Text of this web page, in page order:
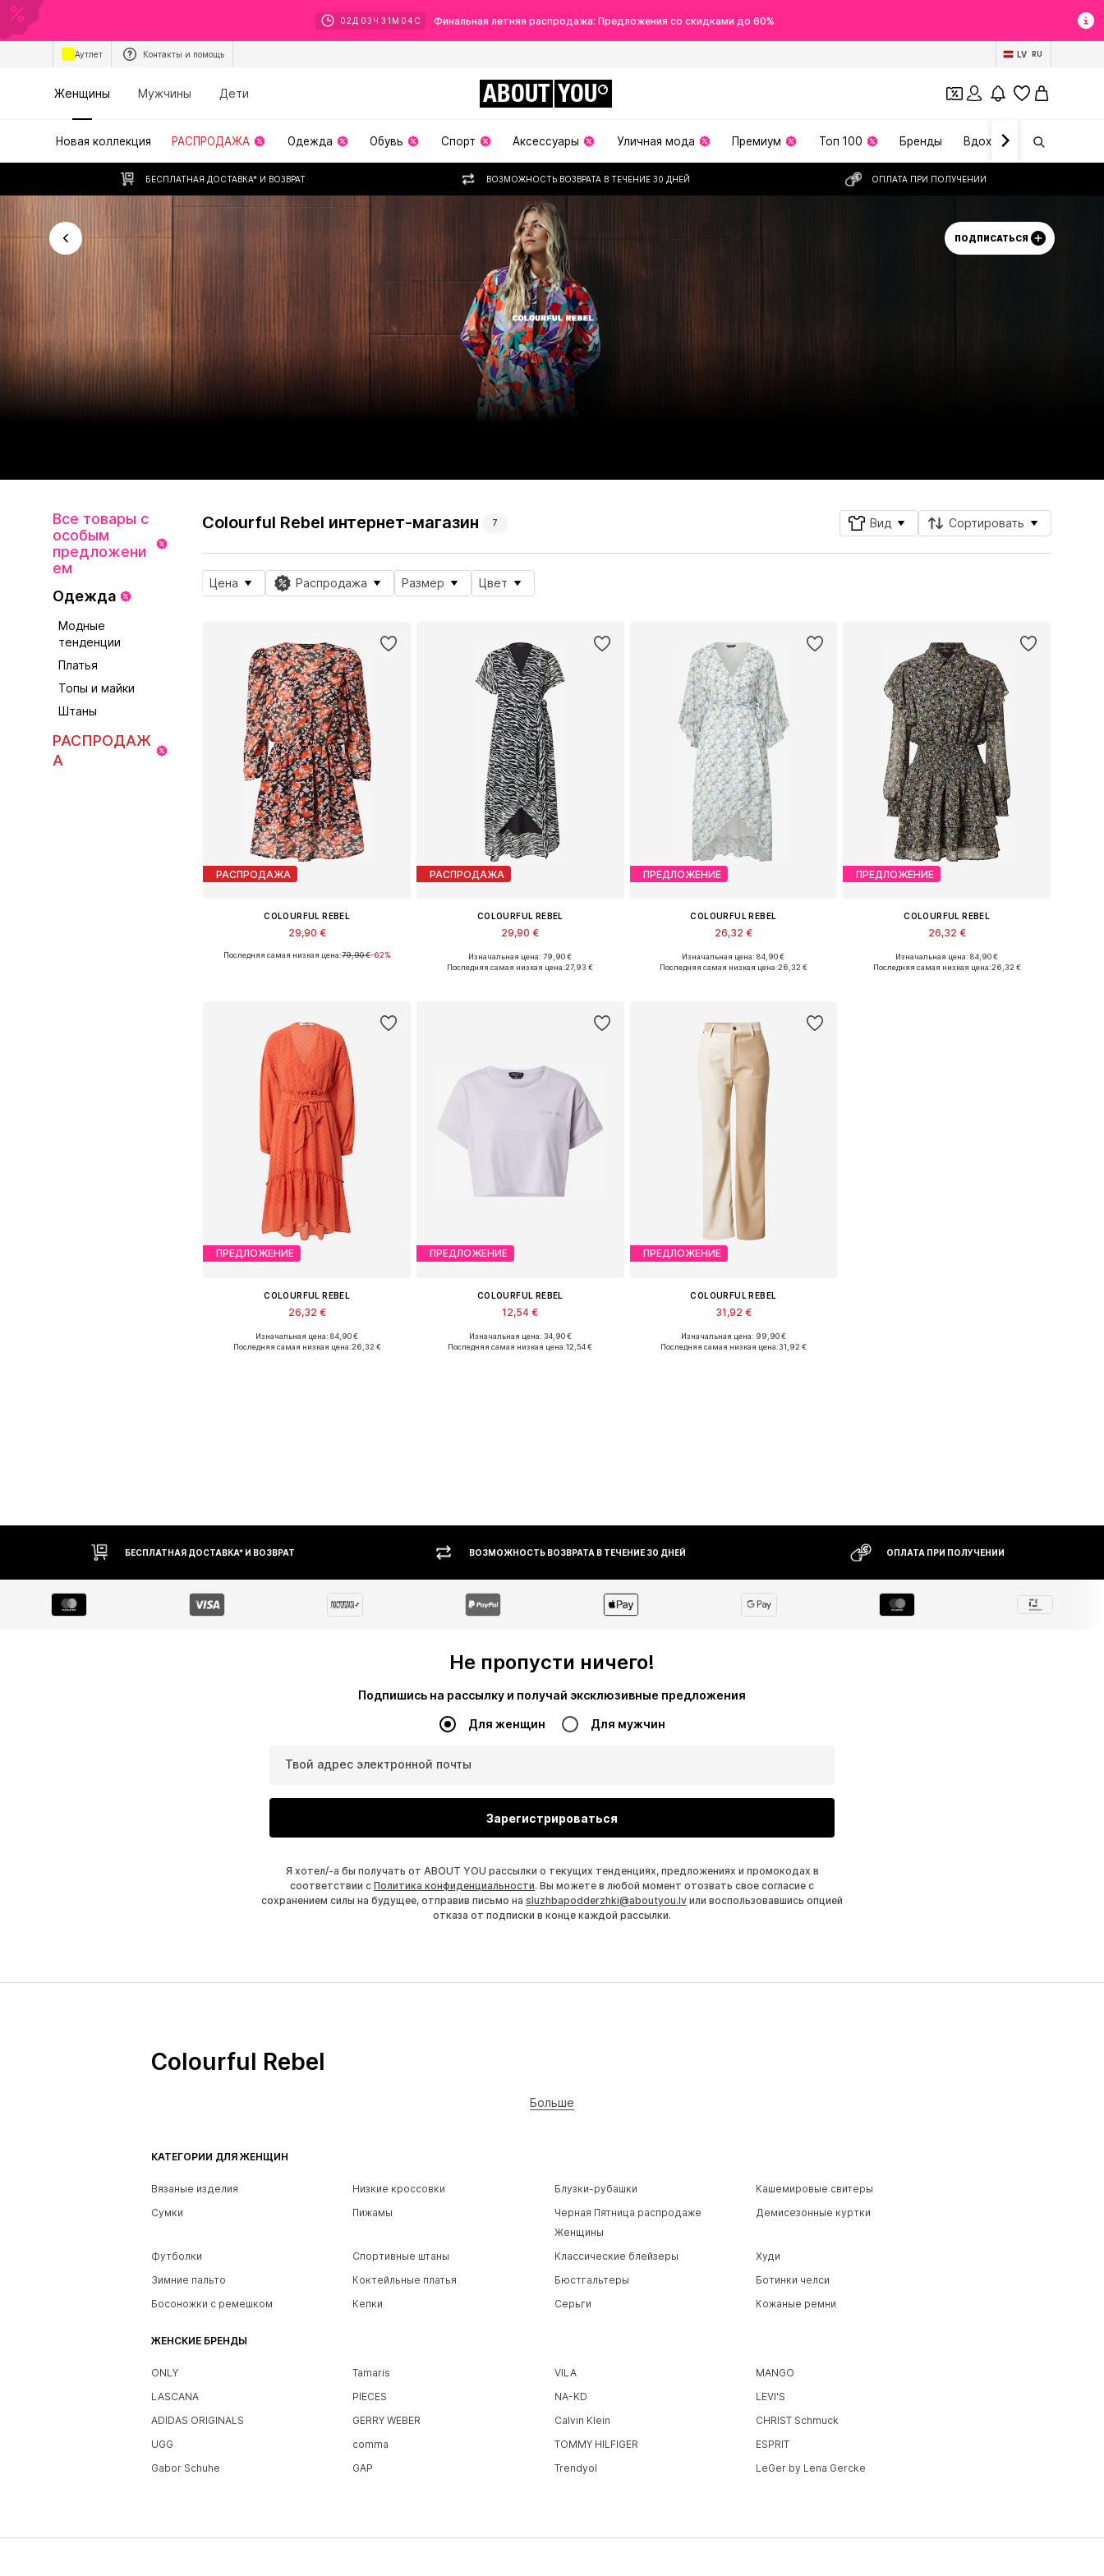
02 Д 03 Ч 31 М 03 С Финальная летняя распродажа: Предложения со скидками до 60%
Аутлет Контакты и помощь LV RU
Женщины Мужчины Дети ABOUT YOU
Новая коллекция РАСПРОДАЖА Одежда Обувь Спорт Аксессуары Уличная мода Премиум Топ 100 Бренды Вдохновение
БЕСПЛАТНАЯ ДОСТАВКА* И ВОЗВРАТ ВОЗМОЖНОСТЬ ВОЗВРАТА В ТЕЧЕНИЕ 30 ДНЕЙ ОПЛАТА ПРИ ПОЛУЧЕНИИ
ПОДПИСАТЬСЯ
Все товары с
особым
предложени
ем
Одежда
Модные
тенденции
Платья
Топы и майки
Штаны
РАСПРОДАЖ
А
Colourful Rebel интернет-магазин 7 Вид Сортировать
Цена Распродажа Размер Цвет
РАСПРОДАЖА
COLOURFUL REBEL
29,90 €
Доступные размеры: 38
Последняя самая низкая цена:79,90 €-62%
РАСПРОДАЖА
COLOURFUL REBEL
29,90 €
Доступные размеры: 34
Изначальная цена: 79,90 €
Последняя самая низкая цена:27,93 €
ПРЕДЛОЖЕНИЕ
COLOURFUL REBEL
26,32 €
Доступные размеры: 34
Изначальная цена: 84,90 €
Последняя самая низкая цена:26,32 €
ПРЕДЛОЖЕНИЕ
COLOURFUL REBEL
26,32 €
Доступные размеры: 38
Изначальная цена: 84,90 €
Последняя самая низкая цена:26,32 €
ПРЕДЛОЖЕНИЕ
COLOURFUL REBEL
26,32 €
Доступные размеры: 32, 34
Изначальная цена: 84,90 €
Последняя самая низкая цена:26,32 €
ПРЕДЛОЖЕНИЕ
COLOURFUL REBEL
12,54 €
Доступные размеры: XL
Изначальная цена: 34,90 €
Последняя самая низкая цена:12,54 €
ПРЕДЛОЖЕНИЕ
COLOURFUL REBEL
31,92 €
Доступные размеры: 32
Изначальная цена: 99,90 €
Последняя самая низкая цена:31,92 €
БЕСПЛАТНАЯ ДОСТАВКА* И ВОЗВРАТ ВОЗМОЖНОСТЬ ВОЗВРАТА В ТЕЧЕНИЕ 30 ДНЕЙ ОПЛАТА ПРИ ПОЛУЧЕНИИ
Не пропусти ничего!
Подпишись на рассылку и получай эксклюзивные предложения
Для женщин Для мужчин
Твой адрес электронной почты
Зарегистрироваться
Я хотел/-а бы получать от ABOUT YOU рассылки о текущих тенденциях, предложениях и промокодах в
соответствии с Политика конфиденциальности. Вы можете в любой момент отозвать свое согласие с
сохранением силы на будущее, отправив письмо на sluzhbapodderzhki@aboutyou.lv или воспользовавшись опцией
отказа от подписки в конце каждой рассылки.
КАТЕГОРИИ ДЛЯ ЖЕНЩИН
Вязаные изделия Низкие кроссовки Блузки-рубашки
Кашемировые свитеры
Сумки
Пижамы
Черная Пятница распродаже
Женщины
Демисезонные куртки
Футболки Спортивные штаны Классические блейзеры
Худи
Зимние пальто
Коктейльные платья Бюстгальтеры
Ботинки челси
Босоножки с ремешком
Кепки Серьги Кожаные ремни
ЖЕНСКИЕ БРЕНДЫ
ONLY Tamaris VILA
MANGO
LASCANA
PIECES NA-KD
LEVI'S
ADIDAS ORIGINALS
GERRY WEBER Calvin Klein
CHRIST Schmuck
UGG
comma TOMMY HILFIGER
ESPRIT
Gabor Schuhe
GAP Trendyol LeGer by Lena Gercke
Colourful Rebel
Больше